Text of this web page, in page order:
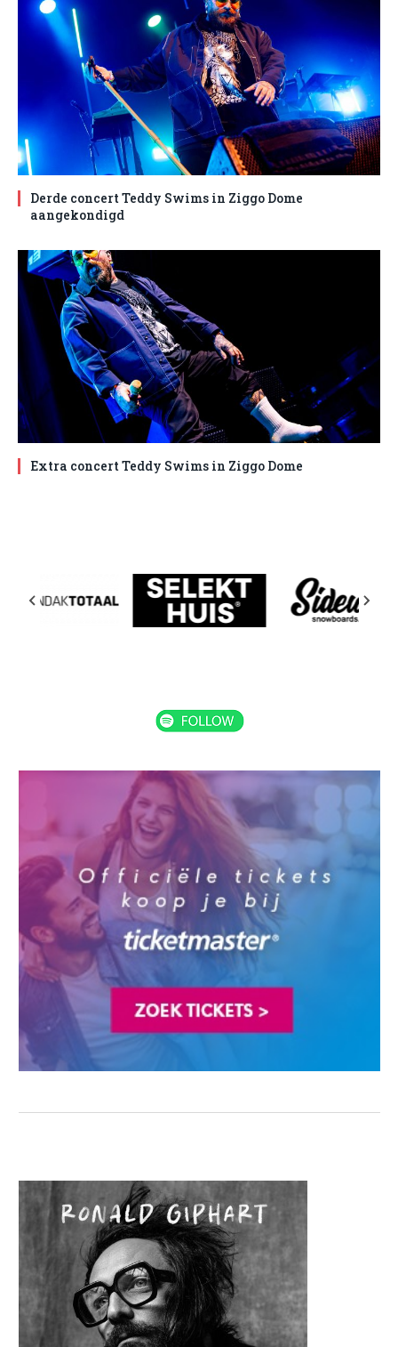
Derde concert Teddy Swims in Ziggo Dome
aangekondigd
Extra concert Teddy Swims in Ziggo Dome